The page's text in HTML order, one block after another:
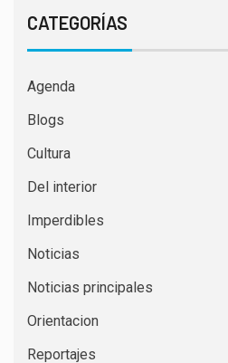
CATEGORÍAS
Agenda
Blogs
Cultura
Del interior
Imperdibles
Noticias
Noticias principales
Orientacion
Reportajes